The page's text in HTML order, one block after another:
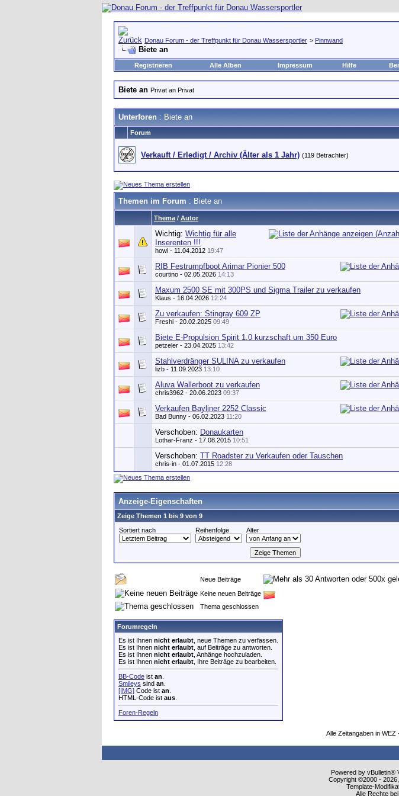
Donau Forum - der Treffpunkt für Donau Wassersportler > Pinnwand
Biete an
Registrieren Alle Alben Impressum Hilfe
Biete an Privat an Privat
Unterforen : Biete an
Forum
Verkauft / Erledigt / Archiv (Älter als 1 Jahr) (119 Betrachter)
Themen im Forum : Biete an
Thema / Autor
Wichtig: Wichtig für alle
Inserenten !!!
howi - 11.04.2012 19:47
RIB Festrumpfboot Arimar Pionier 500
courtino - 02.05.2026 14:13
Maxum 2500 SE mit 300PS und Sigma Trailer zu verkaufen
Klaus - 16.04.2026 12:24
Zu verkaufen: Stingray 609 ZP
Freshi - 20.02.2025 09:49
Biete E-Propulsion Spirit 1.0 kurzschaft um 350 Euro
petzeler - 23.04.2025 13:42
Stahlverdränger SULINA zu verkaufen
lizb - 11.09.2023 13:10
Aluva Wallerboot zu verkaufen
chris3962 - 20.06.2023 09:37
Verkaufen Bayliner 2252 Classic
Bad Bunny - 06.02.2023 11:20
Verschoben: Donaukarten
Lothar-Franz - 17.08.2015 10:51
Verschoben: TT Roadster zu Verkaufen oder Tauschen
chris-in - 01.07.2015 12:28
Anzeige-Eigenschaften
Zeige Themen 1 bis 9 von 9
Sortiert nach
Reihenfolge Alter
Neue Beiträge
Keine neuen Beiträge
Thema geschlossen
Forumregeln
Es ist Ihnen nicht erlaubt , neue Themen zu verfassen.
Es ist Ihnen nicht erlaubt , auf Beiträge zu antworten.
Es ist Ihnen nicht erlaubt , Anhänge hochzuladen.
Es ist Ihnen nicht erlaubt , Ihre Beiträge zu bearbeiten.
BB-Code ist an
Smileys sind an
[IMG] Code ist an
HTML-Code ist aus
Foren-Regeln
Alle Zeitangaben in WEZ
Powered by vBulletin®
Copyright ©2000 -
Template-
Alle Rechte